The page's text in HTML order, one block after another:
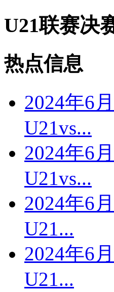
U21联赛决
热点信息
2024年6
U21vs...
2024年6
U21vs...
2024年6
U21...
2024年6
U21...